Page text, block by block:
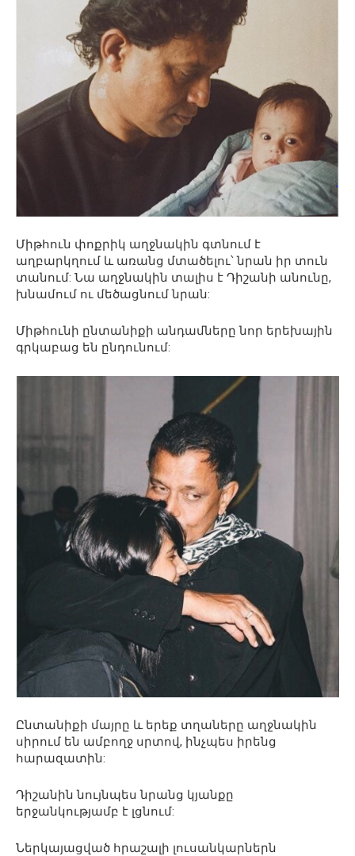
Միթհուն փոքրիկ աղջնակին գտնում է
աղբարկղում և առանց մտածելու՝ նրան իր տուն
տանում: Նա աղջնակին տալիս է Դիշանի անունը,
խնամում ու մեծացնում նրան:
Միթհունի ընտանիքի անդամները նոր երեխային
գրկաբաց են ընդունում:
Ընտանիքի մայրը և երեք տղաները աղջնակին
սիրում են ամբողջ սրտով, ինչպես իրենց
հարազատին:
Դիշանին նույնպես նրանց կյանքը
երջանկությամբ է լցնում:
Ներկայացված հրաշալի լուսանկարներն